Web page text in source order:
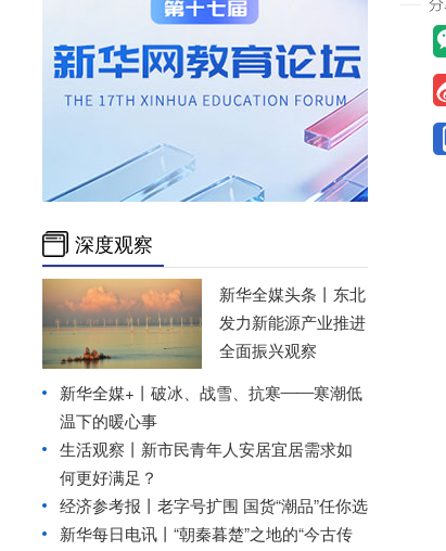
深度观察
新华全媒头条丨 东北
发力新能源产业推进
全面振兴观察
新华全媒+丨 破冰、战雪、抗寒——寒潮低
温下的暖心事
生活观察丨新市民青年人安居宜居需求如
何更好满足？
经济参考报丨 老字号扩围 国货“潮品”任你选
新华每日电讯丨 “朝秦暮楚”之地的“今古传